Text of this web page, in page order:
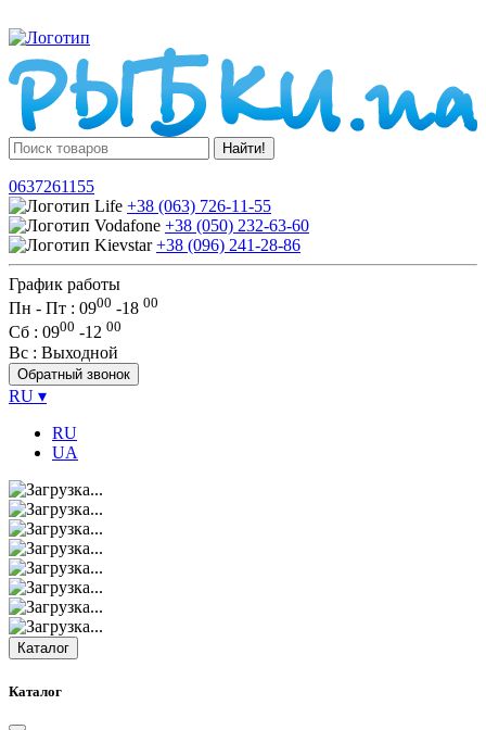
Найти!
0637261155
+38 (063) 726-11-55
+38 (050) 232-63-60
+38 (096) 241-28-86
График работы
Пн - Пт : 0900 -18 00
Сб : 0900 -12 00
Вс : Выходной
Обратный звонок
RU ▾
RU
UA
Каталог
Каталог